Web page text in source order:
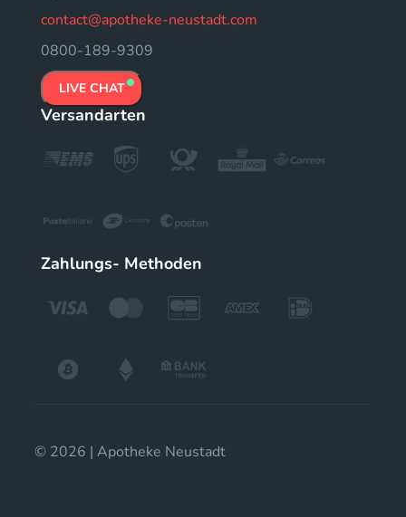
contact@apotheke-neustadt.com
0800-189-9309
LIVE CHAT
Versandarten
Zahlungs- Methoden
© 2026 | Apotheke Neustadt